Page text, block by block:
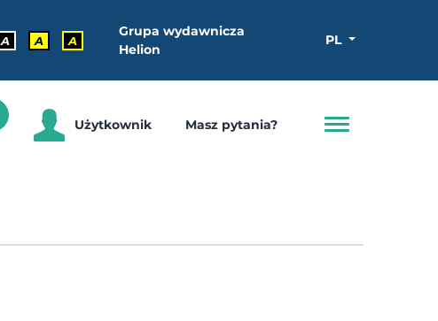
A A A
Grupa wydawnicza
Helion
PL
Użytkownik Masz pytania?